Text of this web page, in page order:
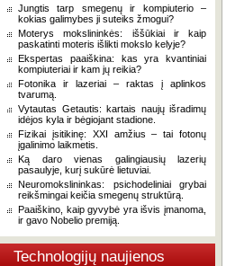
Jungtis tarp smegenų ir kompiuterio –
kokias galimybes ji suteiks žmogui?
Moterys mokslininkės: iššūkiai ir kaip
paskatinti moteris išlikti mokslo kelyje?
Ekspertas paaiškina: kas yra kvantiniai
kompiuteriai ir kam jų reikia?
Fotonika ir lazeriai – raktas į aplinkos
tvarumą.
Vytautas Getautis: kartais naujų išradimų
idėjos kyla ir bėgiojant stadione.
Fizikai įsitikinę: XXI amžius – tai fotonų
įgalinimo laikmetis.
Ką daro vienas galingiausių lazerių
pasaulyje, kurį sukūrė lietuviai.
Neuromokslininkas: psichodeliniai grybai
reikšmingai keičia smegenų struktūrą.
Paaiškino, kaip gyvybė yra išvis įmanoma,
ir gavo Nobelio premiją.
Technologijų naujienos